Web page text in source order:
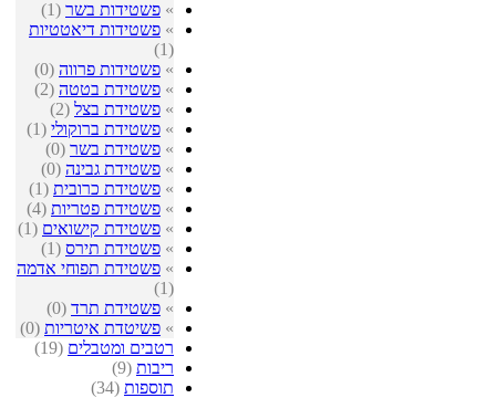
» פשטידות בשר (1)
» פשטידות דיאטטיות
(1)
» פשטידות פרווה (0)
» פשטידת בטטה (2)
» פשטידת בצל (2)
» פשטידת ברוקולי (1)
» פשטידת בשר (0)
» פשטידת גבינה (0)
» פשטידת כרובית (1)
» פשטידת פטריות (4)
» פשטידת קישואים (1)
» פשטידת תירס (1)
» פשטידת תפוחי אדמה
(1)
» פשטידת תרד (0)
» פשיטדת איטריות (0)
רטבים ומטבלים (19)
ריבות (9)
תוספות (34)